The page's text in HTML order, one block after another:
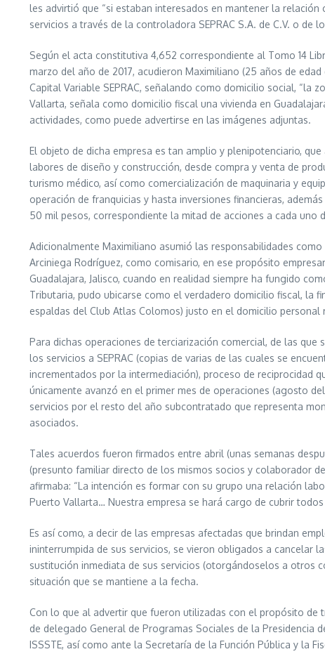
les advirtió que “si estaban interesados en mantener la
servicios a través de la controladora SEPRAC S.A. de C.V. o de
Según el acta constitutiva 4,652 correspondiente al Tomo 14
marzo del año de 2017, acudieron Maximiliano (25 años de
Capital Variable SEPRAC, señalando como domicilio social, “la
Vallarta, señala como domicilio fiscal una vivienda en
actividades, como puede advertirse en las imágenes adjuntas.
El objeto de dicha empresa es tan amplio y plenipotenciario,
labores de diseño y construcción, desde compra y venta de
turismo médico, así como comercialización de maquinaria y
operación de franquicias y hasta inversiones financieras,
50 mil pesos, correspondiente la mitad de acciones a cada uno
Adicionalmente Maximiliano asumió las responsabilidades
Arciniega Rodríguez, como comisario, en ese propósito
Guadalajara, Jalisco, cuando en realidad siempre ha fungido
Tributaria, pudo ubicarse como el verdadero domicilio fiscal, la
espaldas del Club Atlas Colomos) justo en el domicilio
Para dichas operaciones de terciarización comercial, de las
los servicios a SEPRAC (copias de varias de las cuales se
incrementados por la intermediación), proceso de reciprocidad
únicamente avanzó en el primer mes de operaciones (agosto
servicios por el resto del año subcontratado que representa
asociados.
Tales acuerdos fueron firmados entre abril (unas semanas
(presunto familiar directo de los mismos socios y colaborador
afirmaba: “La intención es formar con su grupo una relación
Puerto Vallarta… Nuestra empresa se hará cargo de cubrir
Es así como, a decir de las empresas afectadas que brindan
ininterrumpida de sus servicios, se vieron obligados a cancelar
sustitución inmediata de sus servicios (otorgándoselos a otros
situación que se mantiene a la fecha.
Con lo que al advertir que fueron utilizadas con el propósito
de delegado General de Programas Sociales de la Presidencia
ISSSTE, así como ante la Secretaría de la Función Pública y la